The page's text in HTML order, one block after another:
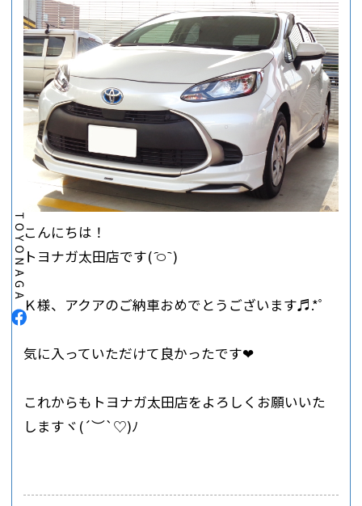
こんにちは！
トヨナガ太田店です‪( ᷇࿀ ᷆ )‬
Ｋ様、アクアのご納車おめでとうございます♬.*ﾟ
気に入っていただけて良かったです‪❤︎
これからもトヨナガ太田店をよろしくお願いいた
しますヾ(´︶`♡)ﾉ